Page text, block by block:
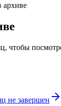
архиве
чтобы
не завершен